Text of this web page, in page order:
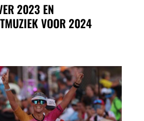
2023 EN
VOOR 2024